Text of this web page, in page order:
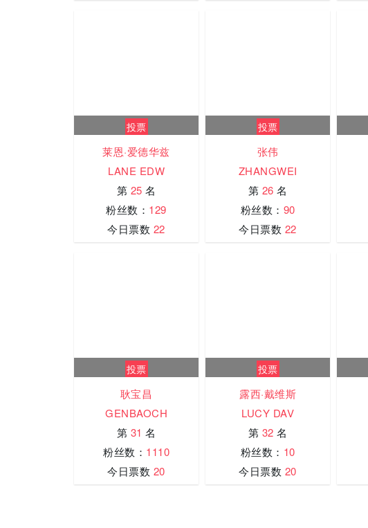
投票
莱恩·爱德华兹
LANE EDW
第 25 名
粉丝数： 129
今日票数 22
投票
张伟
ZHANGWEI
第 26 名
粉丝数： 90
今日票数 22
投票
耿宝昌
GENBAOCH
第 31 名
粉丝数： 1110
今日票数 20
投票
露西·戴维斯
LUCY DAV
第 32 名
粉丝数： 10
今日票数 20